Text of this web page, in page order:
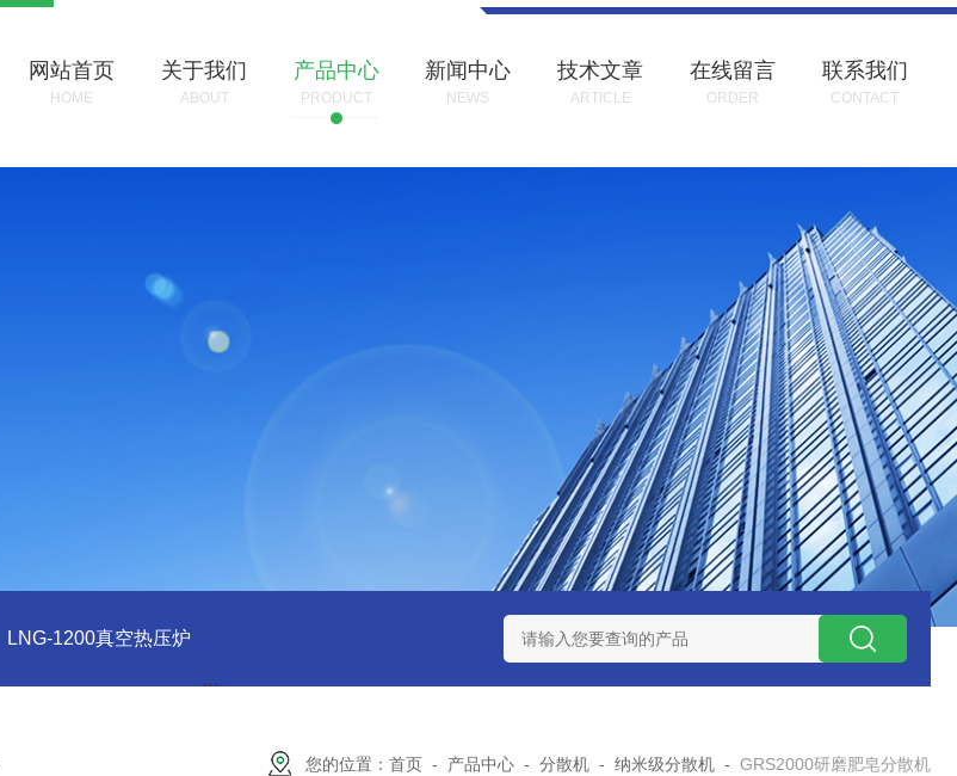
网站首页
HOME
关于我们
ABOUT
产品中心
PRODUCT
新闻中心
NEWS
技术文章
ARTICLE
在线留言
ORDER
联系我们
CONTACT
LNG-1200真空热压炉 LNHZ-1200碳包覆回转炉 LNHZ-1200可倾斜式回转炉
您的位置： 首页 - 产品中心 - 分散机 - 纳米级分散机 - GRS2000研磨肥皂分散机